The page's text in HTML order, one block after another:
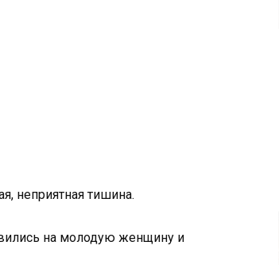
неприятная тишина.
на молодую женщину и